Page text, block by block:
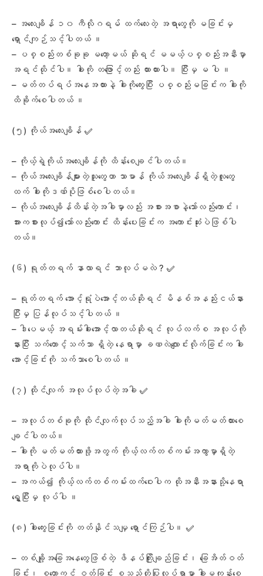
– အလေးချိန် ၁၀ ကီလိုဂရမ် ထက်လေးတဲ့ အရာတွေကို မခြင်းမှ
ရှောင်ကျဉ်သင့်ပါတယ် ။
– ပစ္စည်းတစ်ခုခု မတော့မယ် ဆိုရင် မမယ့်ပစ္စည်းအနီးမှာ
အရင်ထိုင်ပါ။ ခါးကို တဖြောင့်တည်း ထားထားပါ။ ပြီးမှ မ ပါ ။
– မတ်တပ်ရပ်အနေအထားနဲ့ ခါးကိုကွေးပြီး ပစ္စည်းမခြင်းက ခါးကို
ထိခိုက်စေပါတယ် ။
(၅) ကိုယ်အလေးချိန် ✅
– ကိုယ့်ရဲ့ကိုယ်အလေးချိန်ကို ထိန်းစေချင်ပါတယ်။
– ကိုယ်အလေးချိန်များတဲ့သူတွေဟာ သာမာန် ကိုယ်အလေးချိန်ရှိတဲ့လူတွေ
ထက် ခါးကိုဒဏ်ပိုဖြစ်စေပါတယ်။
– ကိုယ်အလေးချိန်ထိန်းတဲ့အခါမှာလည်း အစားအစာနဲ့သော်လည်းကောင်း၊
အားကစားလုပ်၍သော်လည်းကောင်း ထိန်းပေးခြင်းက အကောင်းဆုံးပဲဖြစ်ပါ
တယ်။
(၆) ရုတ်တရက် နာလာရင် ဘာလုပ်မလဲ ? ✅
– ရုတ်တရက် အောင့်ရုံပဲအောင့်တယ်ဆိုရင် မိနစ်အနည်းငယ်နား
ပြီးမှ ပြန်လုပ်သင့်ပါတယ် ။
– ဒါပေမယ့် အရမ်းခါးအောင့်လာတယ်ဆိုရင် လုပ်လက်စ အလုပ်ကို
နားပြီး သက်တောင့်သက်သာ ရှိတဲ့ နေရာမှာ ခဏလဲလျောင်းလိုက်ခြင်းက ခါး
အောင့်ခြင်းကို သက်သာစေပါတယ် ။
(၇) ထိုင်လျက် အလုပ်လုပ်တဲ့အခါ ✅
– အလုပ်တစ်ခုကို ထိုင်လျက်လုပ်သည့်အခါ ခါးကိုမတ်မတ်ထားစေ
ချင်ပါတယ်။
– ခါးကို မတ်မတ်ထားဖို့အတွက် ကိုယ့်လက်တစ်ကမ်းအကွာမှာရှိတဲ့
အရာကိုပဲလုပ်ပါ။
– အကယ်၍ ကိုယ့်လက်တစ်ကမ်းထက်ဝေးပါက ထိုအနီးအနားသို့နေရာ
ရွှေ့ပြီးမှ လုပ်ပါ ။
(၈) ခါးကွေးခြင်းကို တတ်နိုင်သမျှ ရှောင်ကြဉ်ပါ။ ✅
– တစ်ချို့အခြေအနေတွေဖြစ်တဲ့ ဖိနပ်ကြိုးချည်ခြင်း၊ ခြေအိတ်ဝတ်
ခြင်း၊ စတော့ကင် ဝတ်ခြင်း စသည်တို့ပြုလုပ်ရာမှာ ခါးမကုန်းစေ